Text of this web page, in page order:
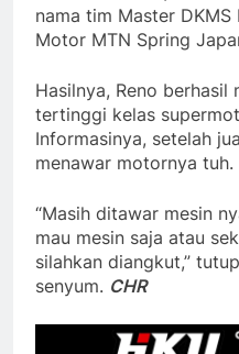
nama tim Master DKMS
Motor MTN Spring
Hasilnya, Reno berhasil
tertinggi kelas
Informasinya, setelah
menawar motornya tuh.
“Masih ditawar mesin
mau mesin saja atau
silahkan diangkut,”
senyum. CHR